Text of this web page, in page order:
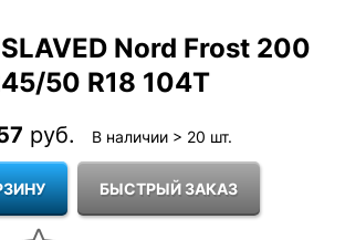
Nord Frost 200
50 R18 104T
руб. В наличии > 20 шт.